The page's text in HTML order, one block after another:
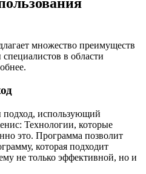
множество преимуществ
в области
использующий
Технологии, которые
это. Программа позволит
которая подходит
не только эффективной, но и